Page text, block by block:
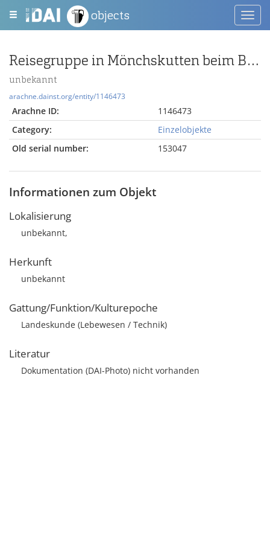
objects
Reisegruppe in Mönchskutten beim Besuch einer antiken Stätte
unbekannt
arachne.dainst.org/entity/1146473
Arachne ID:
1146473
Category:
Einzelobjekte
Old serial number:
153047
Informationen zum Objekt
Lokalisierung
unbekannt,
Herkunft
unbekannt
Gattung/Funktion/Kulturepoche
Landeskunde (Lebewesen / Technik)
Literatur
Dokumentation (DAI-Photo) nicht vorhanden